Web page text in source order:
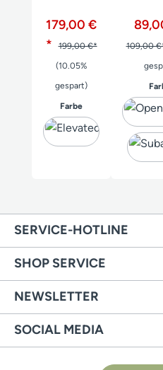
Handschu
h
179,00 €
*
199,00 €*
(10.05%
gespart)
Farbeauswählen
109,00
SERVICE-HOTLINE
SHOP SERVICE
NEWSLETTER
SOCIAL MEDIA